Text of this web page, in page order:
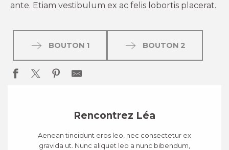
ante. Etiam vestibulum ex ac felis lobortis placerat.
BOUTON 1 BOUTON 2
Rencontrez Léa
Aenean tincidunt eros leo, nec consectetur ex
gravida ut. Nunc aliquet leo a nunc bibendum,